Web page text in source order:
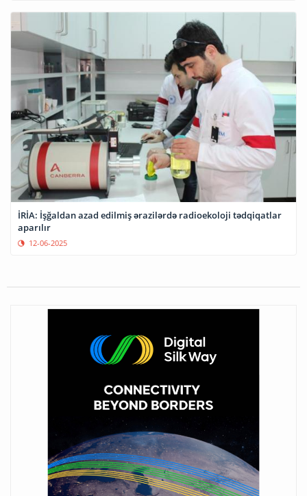
İRİA: İşğaldan azad edilmiş ərazilərdə radioekoloji tədqiqatlar
aparılır
12-06-2025